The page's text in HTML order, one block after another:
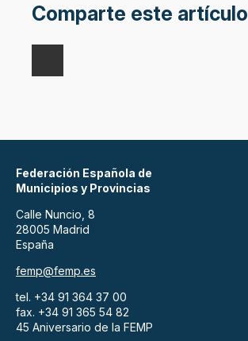
Comparte este artículo
Federación Española de
Municipios y Provincias
Calle Nuncio, 8
28005 Madrid
España
femp@femp.es
tel. +34 91 364 37 00
fax. +34 91 365 54 82
45 Aniversario de la FEMP